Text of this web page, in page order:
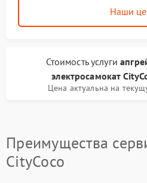
Наши
Стоимость услуги
электросамокат
Цена актуальна на
Преимущества
CityCoco